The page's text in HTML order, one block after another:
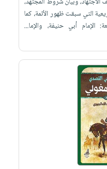
التي سبقت ظهور الأئمة، كما
الإمام أبي حنيفة، والإما...